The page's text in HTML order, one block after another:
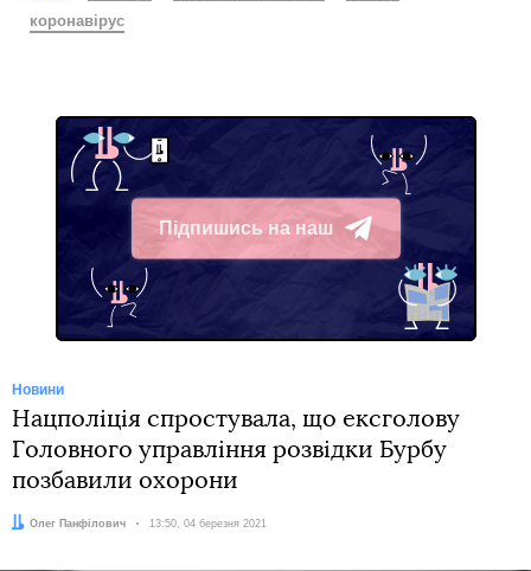
коронавірус
Підпишись на наш
Telegram
Новини
Нацполіція спростувала, що ексголову
Головного управління розвідки Бурбу
позбавили охорони
Автор:
Олег Панфілович Дата:
13:50, 04 березня 2021